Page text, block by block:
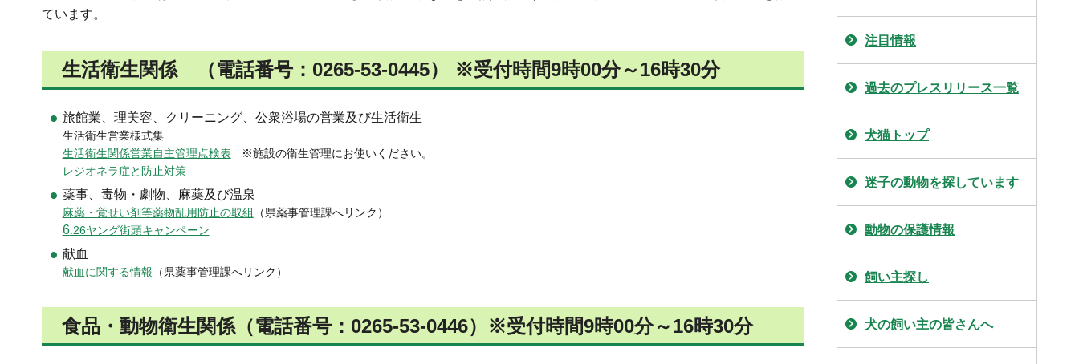
ています。
生活衛生関係 （電話番号：0265-53-0445） ※受付時間9時00分～16時30分
旅館業、理美容、クリーニング、公衆浴場の営業及び生活衛生
生活衛生営業様式集
生活衛生関係営業自主管理点検表
※施設の衛生管理にお使いください。
レジオネラ症と防止対策
薬事、毒物・劇物、麻薬及び温泉
麻薬・覚せい剤等薬物乱用防止の取組 （県薬事管理課へリンク）
6.26ヤング街頭キャンペーン
献血
献血に関する情報 （県薬事管理課へリンク）
食品・動物衛生関係（電話番号：0265-53-0446）※受付時間9時00分～16時30分
注目情報
過去のプレスリリース一覧
犬猫トップ
迷子の動物を探しています
動物の保護情報
飼い主探し
犬の飼い主の皆さんへ